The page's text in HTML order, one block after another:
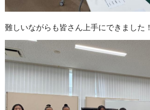
難しいながらも皆さん上手にできました！